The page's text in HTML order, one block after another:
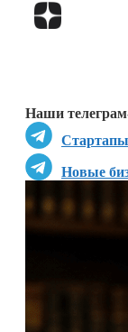
Наши
Стартапы
Новые